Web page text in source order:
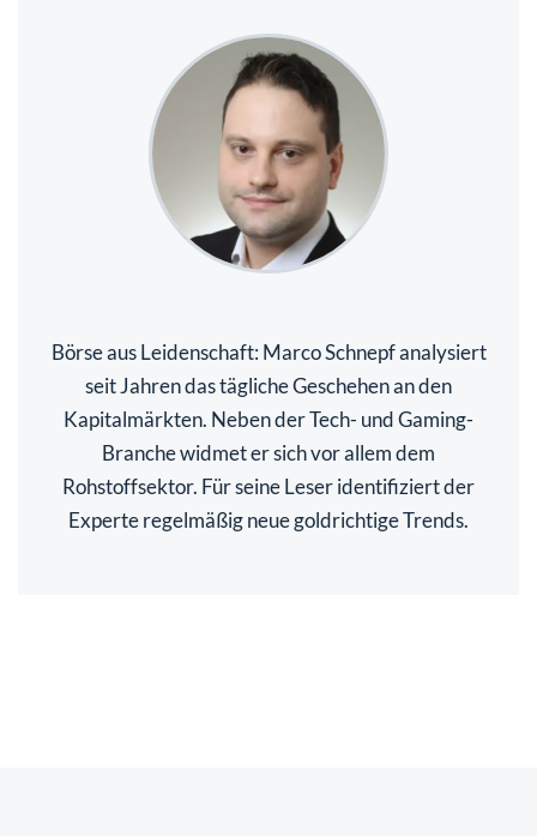
Börse aus Leidenschaft: Marco Schnepf analysiert
seit Jahren das tägliche Geschehen an den
Kapitalmärkten. Neben der Tech- und Gaming-
Branche widmet er sich vor allem dem
Rohstoffsektor. Für seine Leser identifiziert der
Experte regelmäßig neue goldrichtige Trends.